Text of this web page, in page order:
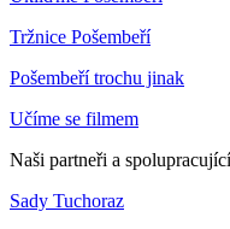
Tržnice Pošembeří
Pošembeří trochu jinak
Učíme se filmem
Naši partneři a
Sady Tuchoraz